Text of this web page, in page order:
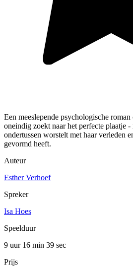
Een meeslepende psychologische
oneindig zoekt naar het perfecte plaatje
ondertussen worstelt met haar verleden
gevormd heeft.
Auteur
Esther Verhoef
Spreker
Isa Hoes
Speelduur
9 uur 16 min 39 sec
Prijs